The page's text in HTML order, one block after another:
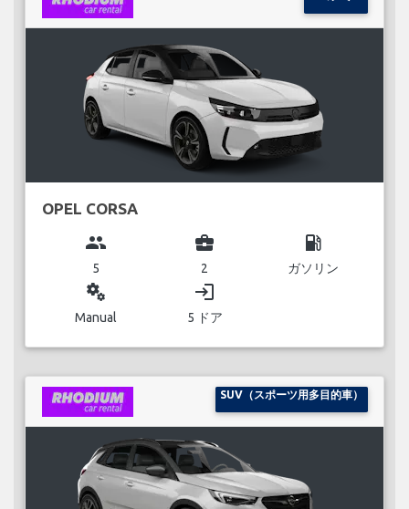
OPEL CORSA
group
5
business_center
2
local_gas_station
ガソリン
miscellaneous_services
Manual
login
5 ドア
SUV（スポーツ用多目的車）